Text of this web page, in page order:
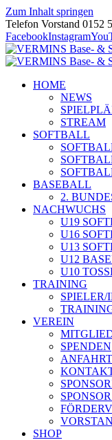
Zum Inhalt springen
Telefon Vorstand 0152
FacebookInstagram
HOME
NEWS
STREAM
SOFTBALL
BASEBALL
2.
NACHWUCHS
U19
U16
U13
U12
U10
TRAINING
SPIELER/
VEREIN
SPENDEN
ANFAHRT
SHOP